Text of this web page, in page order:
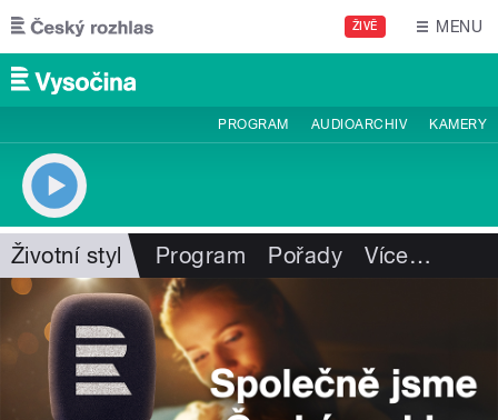
Přejít k hlavnímu obsahu
ŽIVĚ MENU
PROGRAM AUDIOARCHIV KAMERY
Životní styl Program Pořady Více…